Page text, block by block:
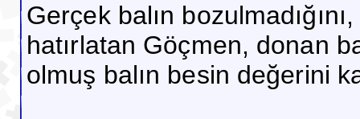
Gerçek balın
hatırlatan Göçmen, donan
olmuş balın besin değerini